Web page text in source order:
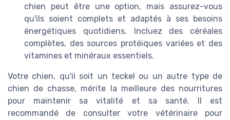
chien peut être une option, mais assurez-vous
qu'ils soient complets et adaptés à ses besoins
énergétiques quotidiens. Incluez des céréales
complètes, des sources protéiques variées et des
vitamines et minéraux essentiels.
Votre chien, qu'il soit un teckel ou un autre type de
chien de chasse, mérite la meilleure des nourritures
pour maintenir sa vitalité et sa santé. Il est
recommandé de consulter votre vétérinaire pour